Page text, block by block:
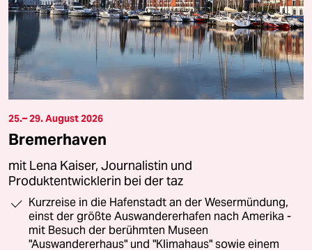
25.– 29. August 2026
Bremerhaven
mit Lena Kaiser, Journalistin und
Produktentwicklerin bei der taz
Kurzreise in die Hafenstadt an der Wesermündung,
einst der größte Auswandererhafen nach Amerika -
mit Besuch der berühmten Museen
"Auswandererhaus" und "Klimahaus" sowie einem